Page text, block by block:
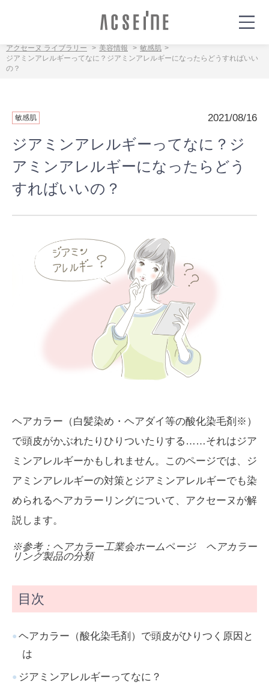
アクセーヌ ライブラリー 美容情報
敏感肌
ジアミンアレルギーってなに？ジアミンアレルギーになったらどうすればいい
の？
ジアミンアレルギーってなに？ジ
アミンアレルギーになったらどう
すればいいの？
2021/08/16
敏感肌
ヘアカラー（白髪染め・ヘアダイ等の酸化染毛剤※）
で頭皮がかぶれたりひりついたりする……それはジア
ミンアレルギーかもしれません。このページでは、ジ
アミンアレルギーの対策とジアミンアレルギーでも染
められるヘアカラーリングについて、アクセーヌが解
説します。
※参考：ヘアカラー工業会ホームページ ヘアカラー
リング製品の分類
目次
ヘアカラー（酸化染毛剤）で頭皮がひりつく原因と
は
ジアミンアレルギーってなに？